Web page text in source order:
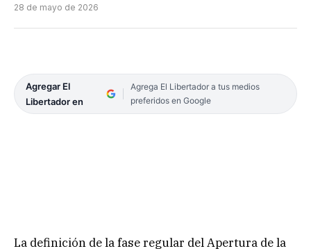
28 de mayo de 2026
Agregar El
Libertador en
Agrega El Libertador a tus medios
preferidos en Google
La definición de la fase regular del Apertura de la